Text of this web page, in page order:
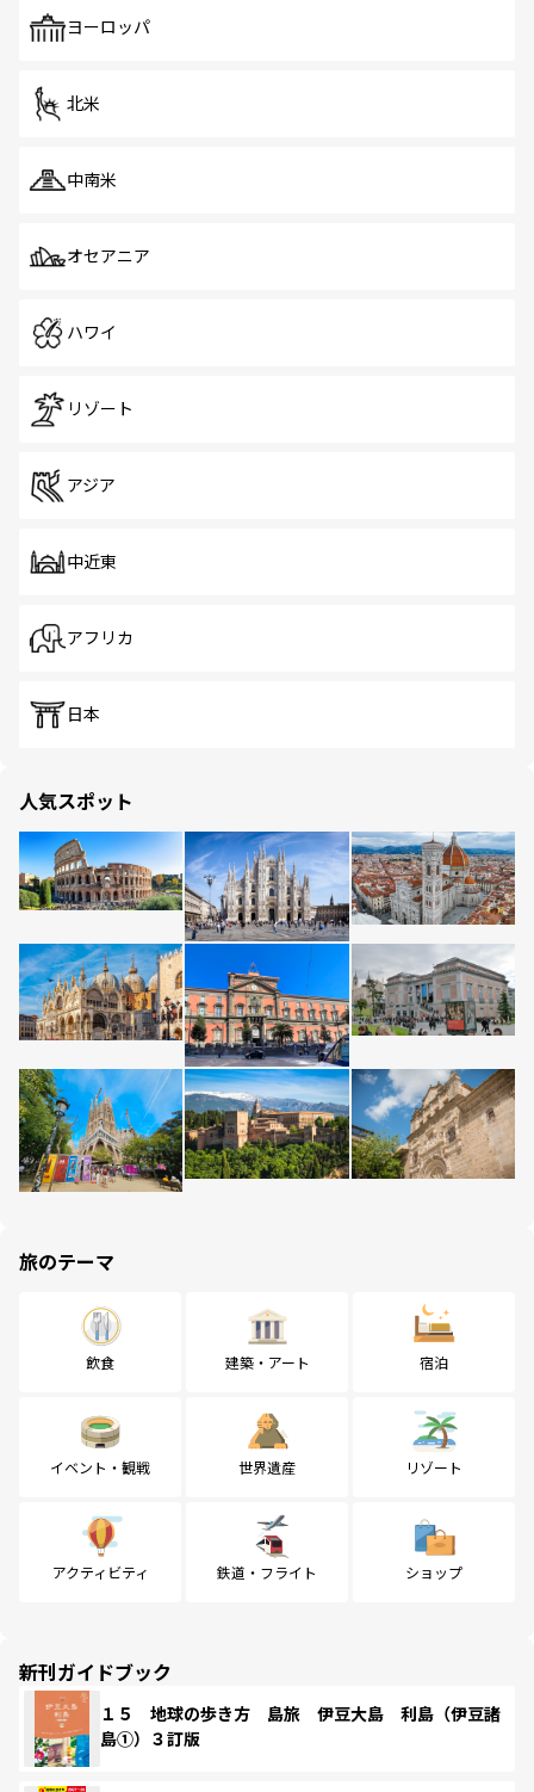
ヨーロッパ
北米
中南米
オセアニア
ハワイ
リゾート
アジア
中近東
アフリカ
日本
人気スポット
旅のテーマ
飲食 建築・アート 宿泊
イベント・観戦 世界遺産 リゾート
アクティビティ 鉄道・フライト ショップ
新刊ガイドブック
１５ 地球の歩き方 島旅 伊豆大島 利島（伊豆諸
島①）３訂版